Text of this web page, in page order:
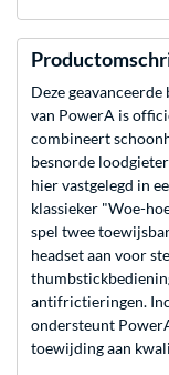
Deze
van PowerA is
combineert
besnorde
hier vastgelegd in
klassieker "Woe-
spel twee
headset aan voor
antifrictieringen.
ondersteunt
toewijding aan